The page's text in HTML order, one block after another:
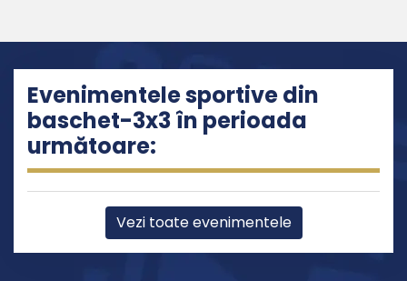
Evenimentele sportive din
baschet-3x3 în perioada
următoare:
Vezi toate evenimentele